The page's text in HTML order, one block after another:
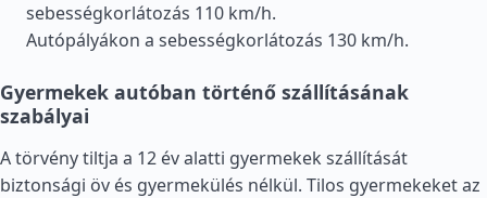
sebességkorlátozás 110 km/h.
Autópályákon a sebességkorlátozás 130 km/h.
Gyermekek autóban történő szállításának
szabályai
A törvény tiltja a 12 év alatti gyermekek szállítását
biztonsági öv és gyermekülés nélkül. Tilos gyermekeket az